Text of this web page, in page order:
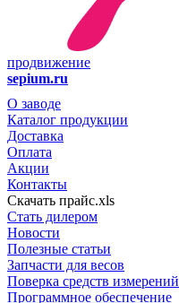
продвижение
sepium.ru
О заводе
Каталог продукции
Доставка
Оплата
Акции
Контакты
Скачать прайс.xls
Стать дилером
Новости
Полезные статьи
Запчасти для весов
Поверка средств измерений
Программное обеспечение